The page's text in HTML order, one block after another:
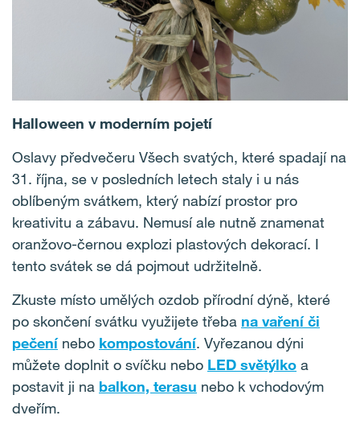
Halloween v moderním pojetí
Oslavy předvečeru Všech svatých, které spadají na
31. října, se v posledních letech staly i u nás
oblíbeným svátkem, který nabízí prostor pro
kreativitu a zábavu. Nemusí ale nutně znamenat
oranžovo-černou explozi plastových dekorací. I
tento svátek se dá pojmout udržitelně.
Zkuste místo umělých ozdob přírodní dýně, které
po skončení svátku využijete třeba na vaření či
pečenínebo kompostování. Vyřezanou dýni
můžete doplnit o svíčku nebo LED světýlko a
postavit ji na balkon, terasu nebo k vchodovým
dveřím.